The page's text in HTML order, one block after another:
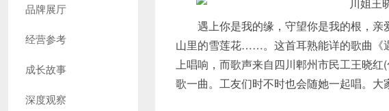
品牌展厅
经营参考
成长故事
深度观察
遇上你是我的缘，守望你是我的根，亲
山里的雪莲花……。这首耳熟能详的歌曲《
上唱响，而歌声来自四川郫州市民工王晓
歌一曲。工友们时不时也会随她一起唱。大